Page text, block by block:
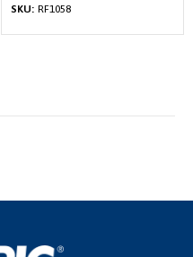
SKU: RF1058